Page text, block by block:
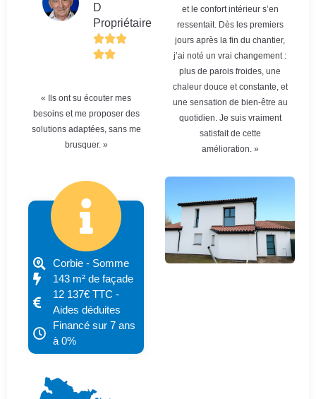
D
Propriétaire
« Ils ont su écouter mes
besoins et me proposer des
solutions adaptées, sans me
brusquer. »
Corbie - Somme
143 m² de façade
12 137€ TTC -
Aides déduites
Financé sur 7 ans
à 0%
et le confort intérieur s’en
ressentait. Dès les premiers
jours après la fin du chantier,
j’ai noté un vrai changement :
plus de parois froides, une
chaleur douce et constante, et
une sensation de bien-être au
quotidien. Je suis vraiment
satisfait de cette
amélioration. »